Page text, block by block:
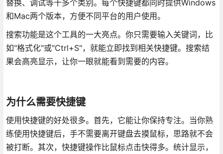
替换、调试等十多个类别。每个快捷键都同时提供Windows
和Mac两个版本，方便不同平台的用户使用。
搜索功能是这个工具的一大亮点。你只需要输入关键词，比
如"格式化"或"Ctrl+S"，就能立即找到相关快捷键。搜索结
果会高亮显示，让你一眼就能看到需要的内容。
为什么需要快捷键
使用快捷键的好处很多。首先，它能让你保持专注。当你熟
练使用快捷键后，手不需要离开键盘去摸鼠标，思路就不会
被打断。其次，快捷键操作比鼠标点击快得多。统计显示，